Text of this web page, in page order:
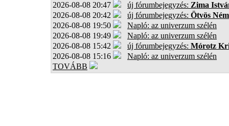
2026-08-08 20:47 új fórumbejegyzés: Zima
2026-08-08 20:42
új fórumbejegyzés: Ötvös
2026-08-08 19:50
Napló: az univerzum szélén
2026-08-08 19:49
Napló: az univerzum szélén
2026-08-08 15:42
új fórumbejegyzés: Mórotz
2026-08-08 15:16
Napló: az univerzum szélén
TOVÁBB